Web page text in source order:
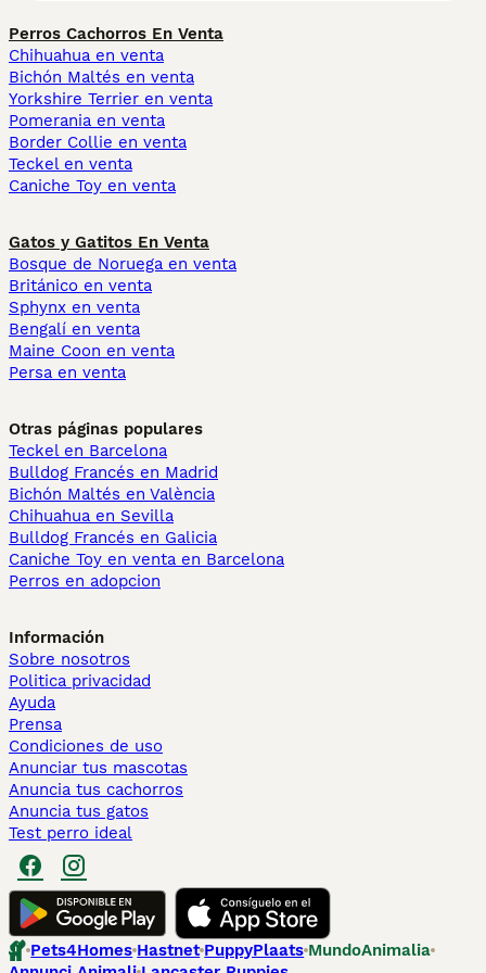
Perros Cachorros En Venta
Chihuahua en venta
Bichón Maltés en venta
Yorkshire Terrier en venta
Pomerania en venta
Border Collie en venta
Teckel en venta
Caniche Toy en venta
Gatos y Gatitos En Venta
Bosque de Noruega en venta
Británico en venta
Sphynx en venta
Bengalí en venta
Maine Coon en venta
Persa en venta
Otras páginas populares
Teckel en Barcelona
Bulldog Francés en Madrid
Bichón Maltés en València
Chihuahua en Sevilla
Bulldog Francés en Galicia
Caniche Toy en venta en Barcelona
Perros en adopcion
Información
Sobre nosotros
Politica privacidad
Ayuda
Prensa
Condiciones de uso
Anunciar tus mascotas
Anuncia tus cachorros
Anuncia tus gatos
Test perro ideal
Pets4Homes Hastnet PuppyPlaats MundoAnimalia